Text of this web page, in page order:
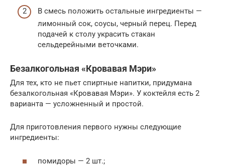
В смесь положить остальные ингредиенты —
лимонный сок, соусы, черный перец. Перед
подачей к столу украсить стакан
сельдерейными веточками.
Безалкогольная «Кровавая Мэри»
Для тех, кто не пьет спиртные напитки, придумана
безалкогольная «Кровавая Мэри». У коктейля есть 2
варианта — усложненный и простой.
Для приготовления первого нужны следующие
ингредиенты:
помидоры — 2 шт.;